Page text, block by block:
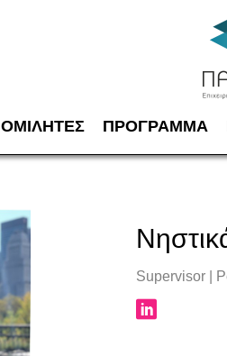
ΟΜΙΛΗΤΕΣ ΠΡΟΓΡΑΜΜΑ
Supervisor |